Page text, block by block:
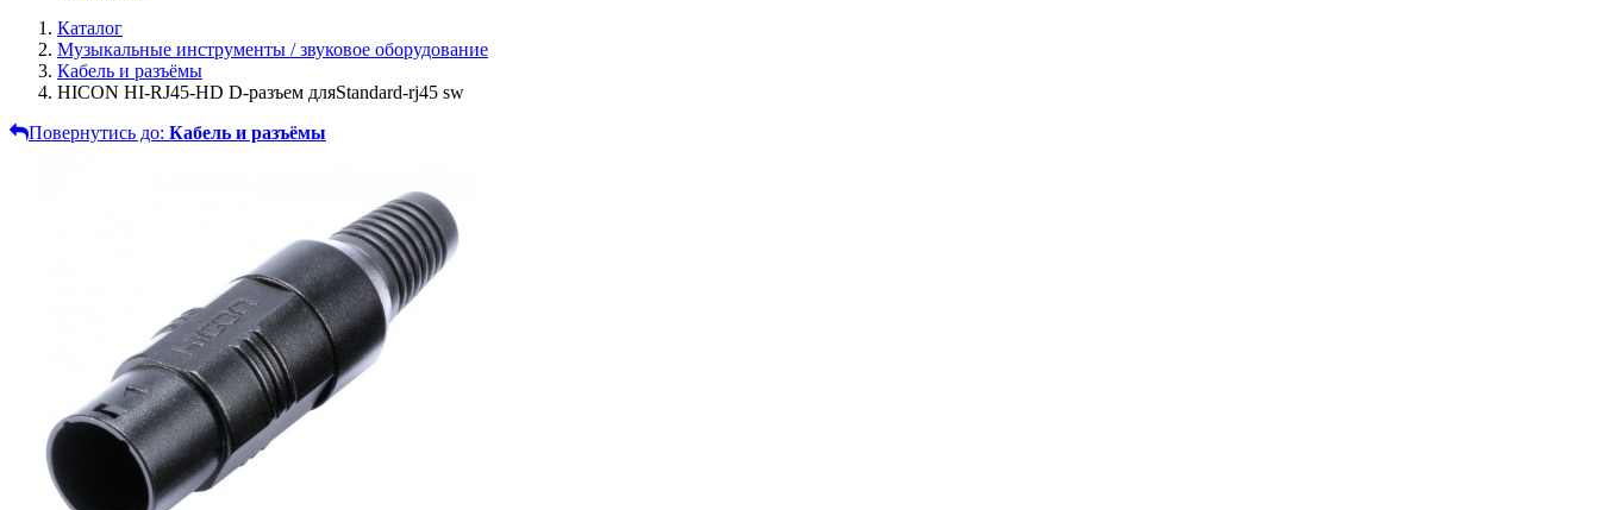
Каталог
Музыкальные инструменты / звуковое оборудование
Кабель и разъёмы
HICON HI-RJ45-HD D-разъем дляStandard-rj45 sw
Повернутись до: Кабель и разъёмы